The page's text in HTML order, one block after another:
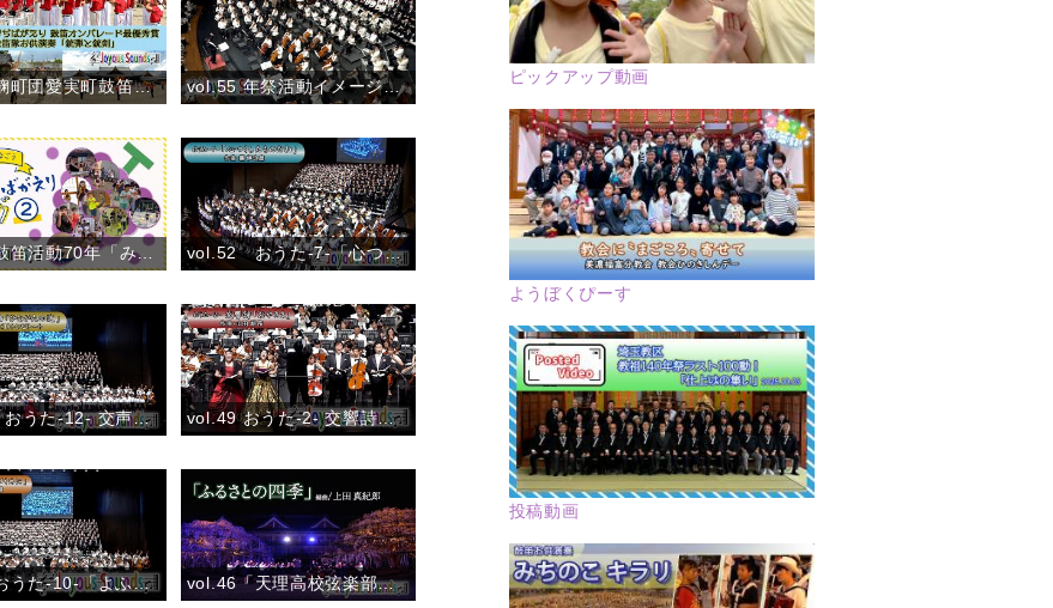
vol.56 麹町団愛実町鼓笛隊 お供演奏「銃弾と銃剣」 vol.55 年祭活動イメージミュージック「旬の風」
vol.53 鼓笛活動70年「みんなでつなごう〝こどもおぢばがえりソング♪〟②」(2024) vol.52 おうた-7-「心つくしたものだね」おうた演奏会大阪公演
vol.50「おうた-12- 交声曲「ひながたの道」第3章「親心」(Ⅰ)トンビトート」おうた演奏会大阪公演 vol.49 おうた-2- 交響詩「おやさま」 第3楽章「親ごころ」おうた演奏会大阪公演
vol.47 おうた-10-「よふきづくめに」おうた演奏会大阪公演 vol.46「天理高校弦楽部～しだれ桜ライトアップ」『ふるさとの四季』
ピックアップ動画
ようぼくぴーす
投稿動画